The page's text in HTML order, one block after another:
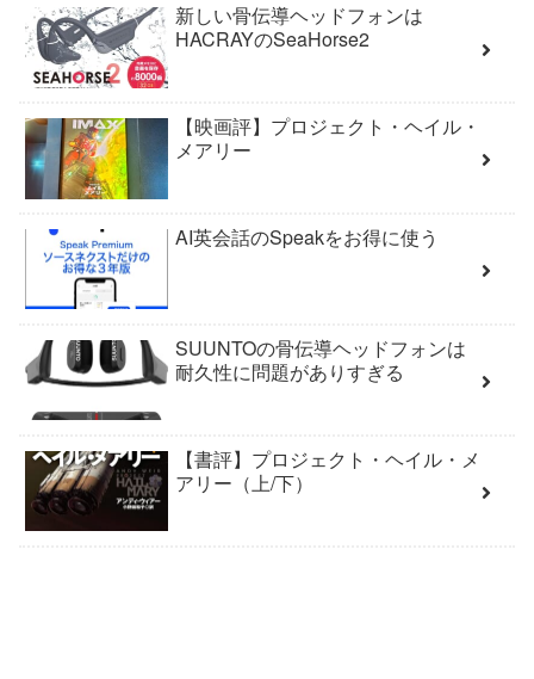
新しい骨伝導ヘッドフォンは
HACRAYのSeaHorse2
【映画評】プロジェクト・ヘイル・
メアリー
AI英会話のSpeakをお得に使う
SUUNTOの骨伝導ヘッドフォンは
耐久性に問題がありすぎる
【書評】プロジェクト・ヘイル・メ
アリー（上/下）